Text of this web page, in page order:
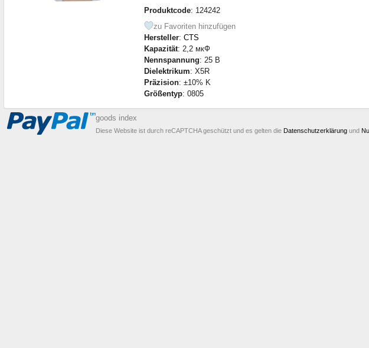
Produktcode: 124242
zu Favoriten hinzufügen
Hersteller: CTS
Kapazität: 2,2 мкФ
Nennspannung: 25 В
Dielektrikum: X5R
Präzision: ±10% K
Größentyp: 0805
goods index
Diese Website ist durch reCAPTCHA geschützt und es gelten die Datenschutzerklärung und